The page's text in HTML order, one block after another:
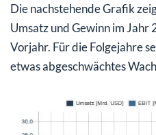
Die nachstehende Grafik
Umsatz und Gewinn im Jahr
Vorjahr. Für die Folgejahre
etwas abgeschwächtes